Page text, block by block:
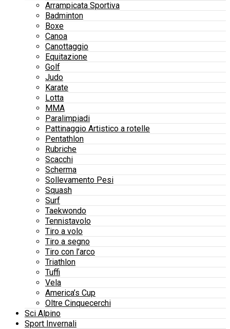
Arrampicata Sportiva
Badminton
Boxe
Canoa
Canottaggio
Equitazione
Golf
Judo
Karate
Lotta
MMA
Paralimpiadi
Pattinaggio Artistico a rotelle
Pentathlon
Rubriche
Scacchi
Scherma
Sollevamento Pesi
Squash
Surf
Taekwondo
Tennistavolo
Tiro a volo
Tiro a segno
Tiro con l’arco
Triathlon
Tuffi
Vela
America’s Cup
Oltre Cinquecerchi
Sci Alpino
Sport Invernali